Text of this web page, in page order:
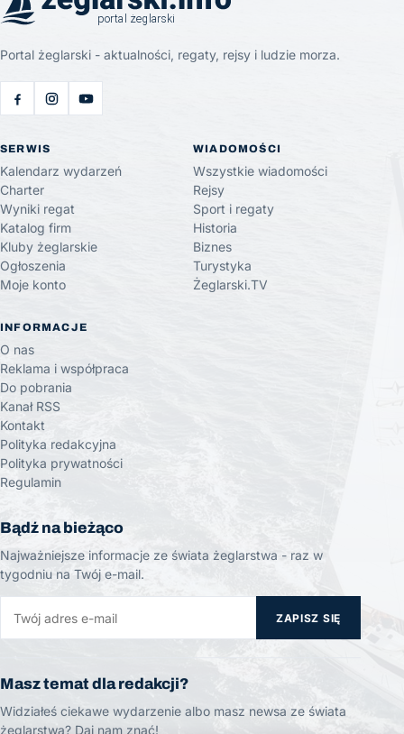
Portal żeglarski - aktualności, regaty, rejsy i ludzie morza.
SERWIS
Kalendarz wydarzeń
Charter
Wyniki regat
Katalog firm
Kluby żeglarskie
Ogłoszenia
Moje konto
WIADOMOŚCI
Wszystkie wiadomości
Rejsy
Sport i regaty
Historia
Biznes
Turystyka
Żeglarski.TV
INFORMACJE
O nas
Reklama i współpraca
Do pobrania
Kanał RSS
Kontakt
Polityka redakcyjna
Polityka prywatności
Regulamin
Bądź na bieżąco
Najważniejsze informacje ze świata żeglarstwa - raz w
tygodniu na Twój e-mail.
ZAPISZ SIĘ
Masz temat dla redakcji?
Widziałeś ciekawe wydarzenie albo masz newsa ze świata
żeglarstwa? Daj nam znać!